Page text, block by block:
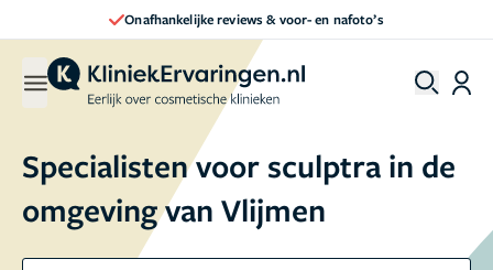
& voor- en nafoto’s
Specialisten voor sculptra in de
omgeving van Vlijmen